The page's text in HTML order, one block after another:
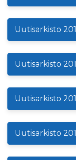
Uutisarkisto
Uutisarkisto
Uutisarkisto
Uutisarkisto